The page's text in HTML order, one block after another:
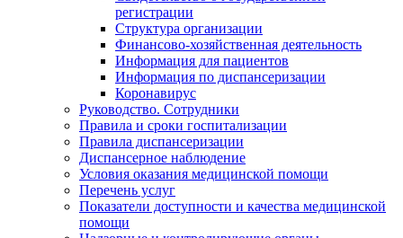
регистрации
Структура организации
Финансово-хозяйственная деятельность
Информация для пациентов
Информация по диспансеризации
Коронавирус
Руководство. Сотрудники
Правила и сроки госпитализации
Правила диспансеризации
Диспансерное наблюдение
Условия оказания медицинской помощи
Перечень услуг
Показатели доступности и качества медицинской
помощи